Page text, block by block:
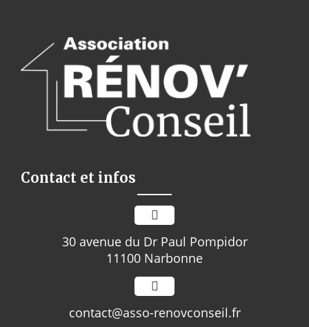
constructeur!
Contact et infos
30 avenue du Dr Paul Pompidor
11100 Narbonne
contact@asso-renovconseil.fr